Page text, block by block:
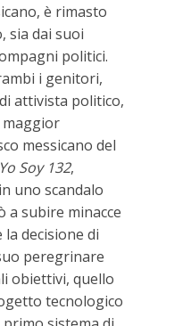
è rimasto
sia dai suoi
politici.
i genitori,
attivista politico,
maggior
messicano del
Yo Soy 132,
uno scandalo
a subire minacce
decisione di
peregrinare
obiettivi, quello
tecnologico